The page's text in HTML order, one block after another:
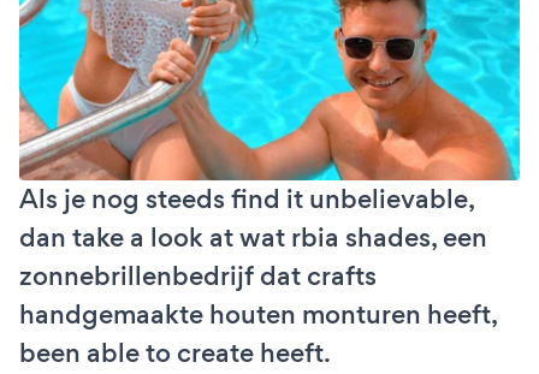
Als je nog steeds find it unbelievable,
dan take a look at wat rbia shades, een
zonnebrillenbedrijf dat crafts
handgemaakte houten monturen heeft,
been able to create heeft.